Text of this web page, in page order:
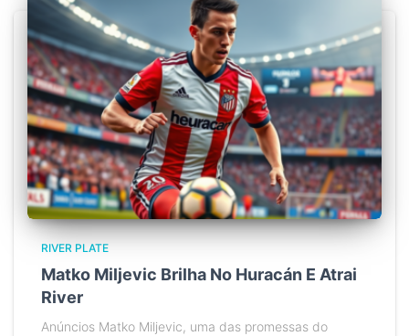
RIVER PLATE
Matko Miljevic Brilha No Huracán E Atrai
River
Anúncios Matko Miljevic, uma das promessas do